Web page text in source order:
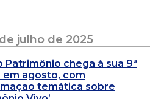
julho de 2025
Patrimônio chega à sua 9ª
em agosto, com
temática sobre